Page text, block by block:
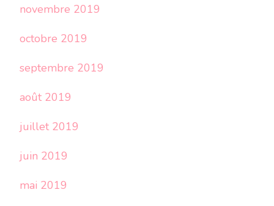
novembre 2019
octobre 2019
septembre 2019
août 2019
juillet 2019
juin 2019
mai 2019